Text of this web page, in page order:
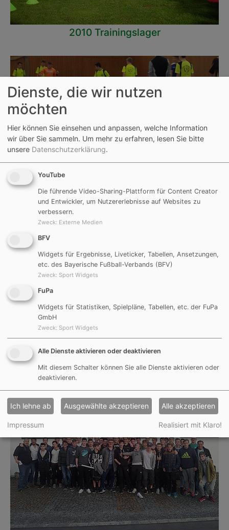
2010 Trainingslager
2014 Sparkassen Hallencup
2015 Sponsor 10min Pizza
Dienste, die wir nutzen
möchten
Hier können Sie einsehen und anpassen, welche Information
wir über Sie sammeln. Um mehr zu erfahren, lesen Sie bitte
unsere Datenschutzerklärung.
YouTube
Die führende Video-Sharing-Plattform für Content Creator
und Entwickler, um Nutzererlebnisse auf Websites zu
verbessern.
Zweck: Externe Medien
BFV
Widgets für Ergebnisse, Liveticker, Tabellen, Ansetzungen,
etc. des Bayerische Fußball-Verbands (BFV)
Zweck: Sport Widgets
FuPa
Widgets für Statistiken, Spielpläne, Tabellen, etc. der FuPa
GmbH
Zweck: Sport Widgets
Alle Dienste aktivieren oder deaktivieren
Mit diesem Schalter können Sie alle Dienste aktivieren oder
deaktivieren.
Ich lehne ab Ausgewählte akzeptieren Alle akzeptieren
Impressum Realisiert mit Klaro!